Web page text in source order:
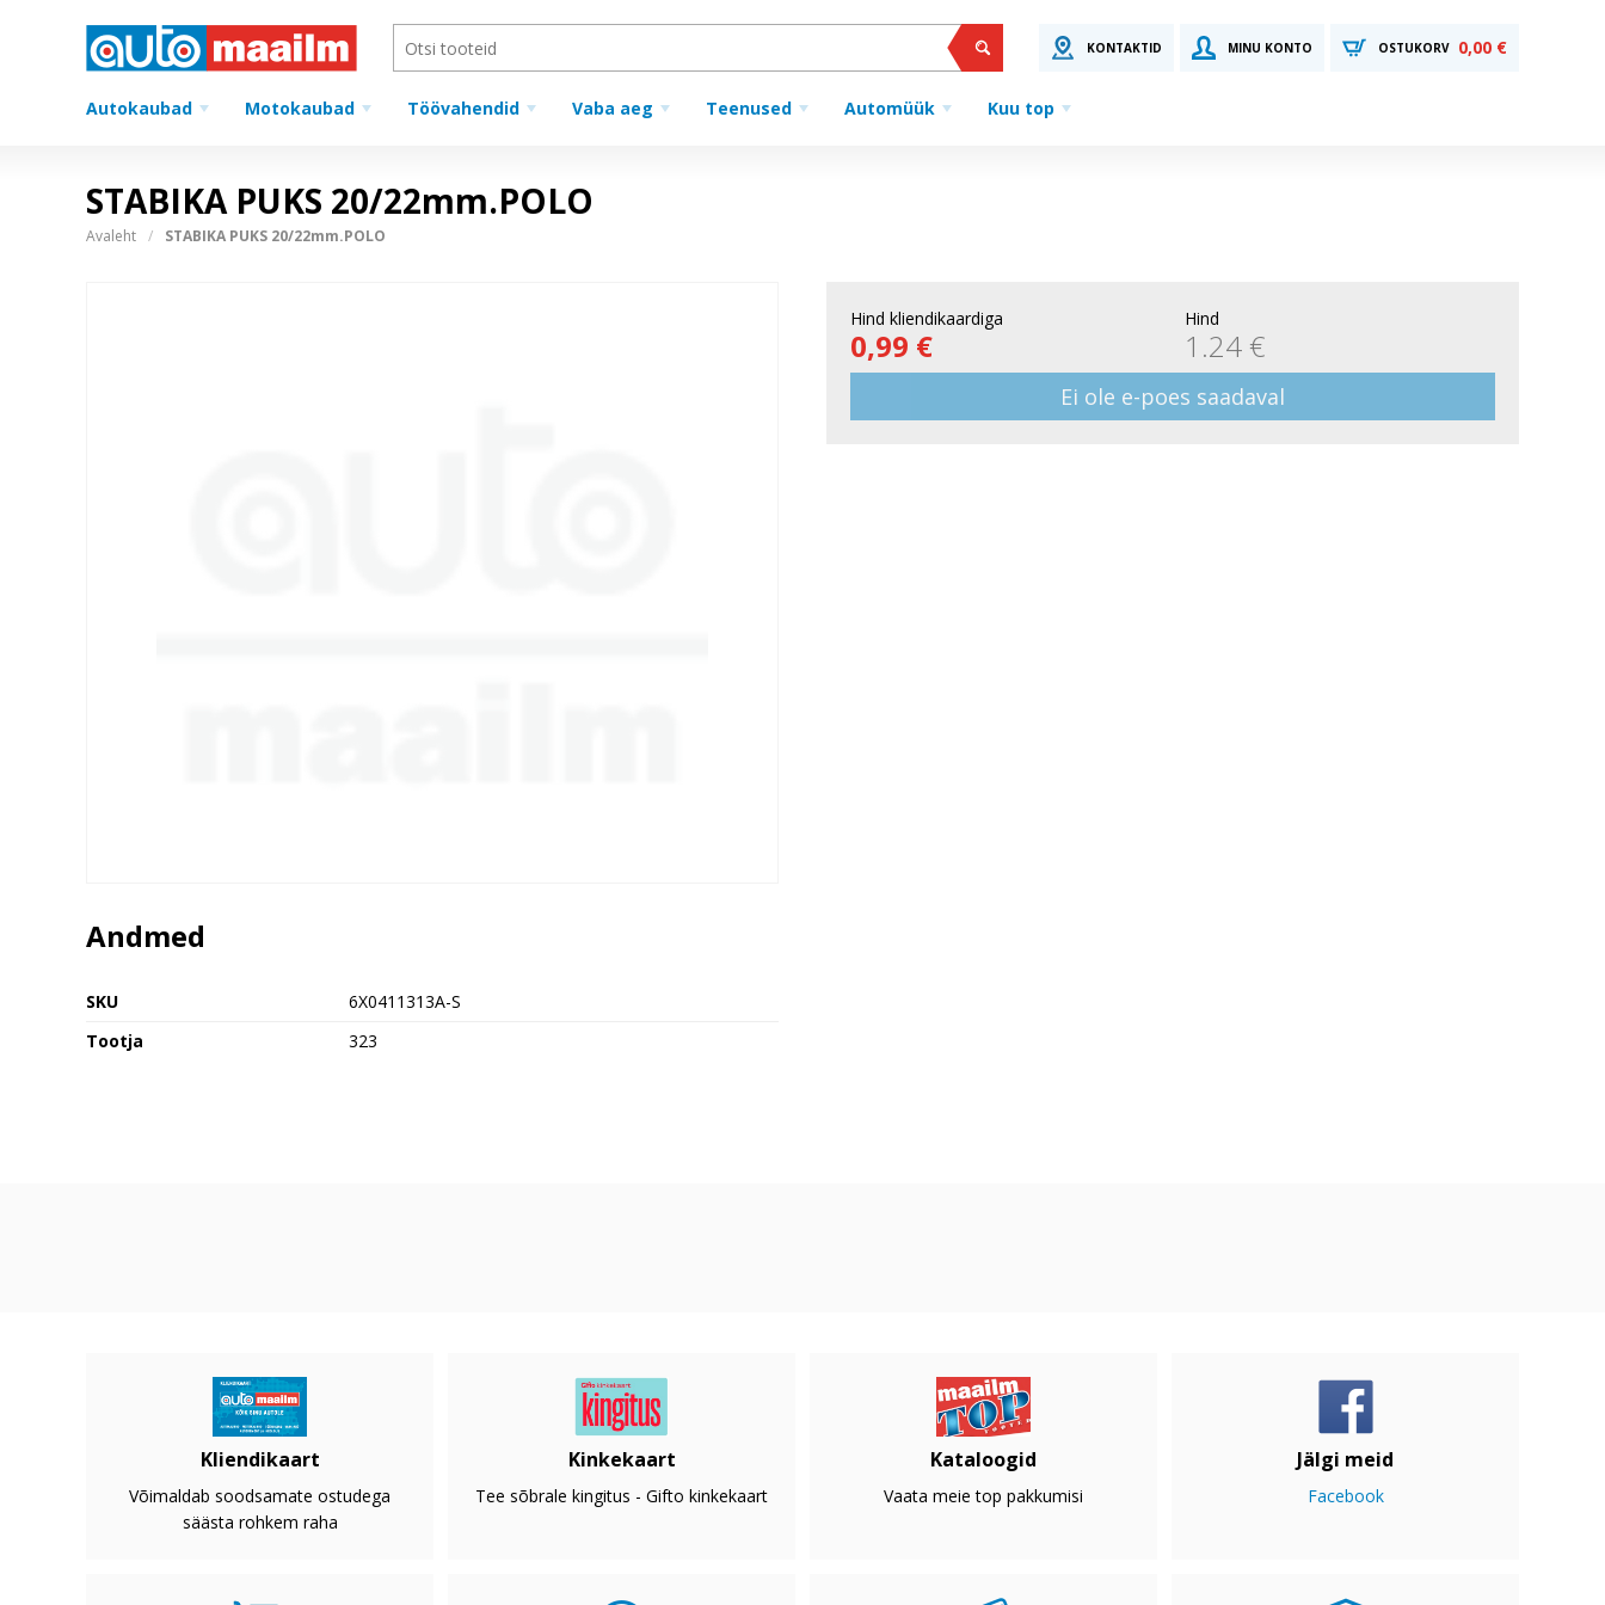
KONTAKTID MINU KONTO OSTUKORV 0,00 €
Autokaubad Motokaubad Töövahendid Vaba aeg Teenused Automüük Kuu top
STABIKA PUKS 20/22mm.POLO
Avaleht STABIKA PUKS 20/22mm.POLO
Hind kliendikaardiga
0,99 €
Hind
1.24 €
Ei ole e-poes saadaval
Andmed
SKU
6X0411313A-S
Tootja
323
Kliendikaart
Võimaldab soodsamate ostudega
säästa rohkem raha
Kinkekaart
Tee sõbrale kingitus - Gifto kinkekaart
Kataloogid
Vaata meie top pakkumisi
Jälgi meid
Facebook